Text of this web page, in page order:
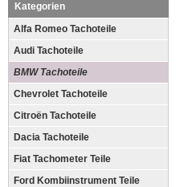
Kategorien
Alfa Romeo Tachoteile
Audi Tachoteile
BMW Tachoteile
Chevrolet Tachoteile
Citroën Tachoteile
Dacia Tachoteile
Fiat Tachometer Teile
Ford Kombiinstrument Teile